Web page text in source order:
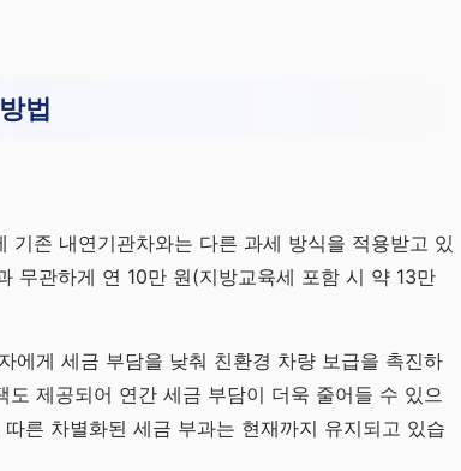
법
존 내연기관차와는 다른 과세 방식을 적용받고 있
무관하게 연 10만 원(지방교육세 포함 시 약 13만
에게 세금 부담을 낮춰 친환경 차량 보급을 촉진하
제공되어 연간 세금 부담이 더욱 줄어들 수 있으
른 차별화된 세금 부과는 현재까지 유지되고 있습